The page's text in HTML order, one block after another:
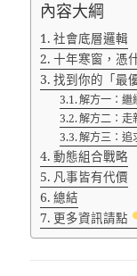
內容大綱
社會底層邏輯
十年寒窗，憑
找到你的「最
解方一：繼
解方二：走
解方三：追
動態組合戰略
凡事皆有代價
總結
更多資訊請點